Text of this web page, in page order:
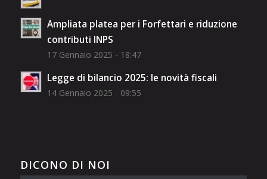
Ampliata platea per i Forfettari e riduzione
contributi INPS
17 Gennaio 2025 - 18:47
Legge di bilancio 2025: le novità fiscali
14 Gennaio 2025 - 09:55
DICONO DI NOI